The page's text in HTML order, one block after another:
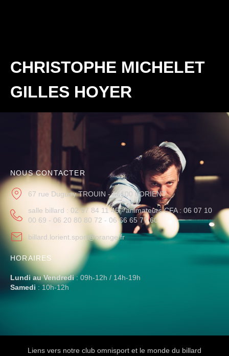
CHRISTOPHE MICHELET
GILLES HOYER
NOUS CONTACTER
67 rue Duguay TROUIN - 56100 LORIENT
salle billard : 02 97 84 11 45 - animateurs CFA : 06 07 10
00 69 - 06 20 80 80 72 - 06 66 65 77 60
billard.lorient.sport@orange.fr
HORAIRES
Lundi au Vendredi: 09h-12h / 14h-19h
Samedi : 10h-12h
Liens vers notre club omnisport et le monde du billard